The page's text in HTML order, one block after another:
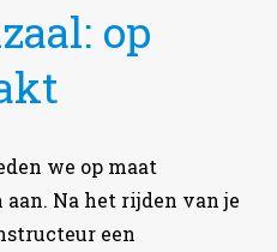
op
we op maat
Na het rijden van je
een